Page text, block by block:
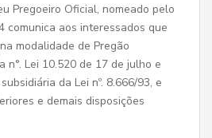
Pregoeiro Oficial, nomeado pelo
comunica aos interessados que
modalidade de Pregão
n°. Lei 10.520 de 17 de julho e
da Lei nº. 8.666/93, e
e demais disposições